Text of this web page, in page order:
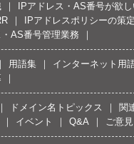
IPアドレス・AS番号が欲
IPアドレスポリシーの策定
AS番号管理業務
用語集 インターネット用
ドメイン名トピックス 関
イベント Q&A ご意見